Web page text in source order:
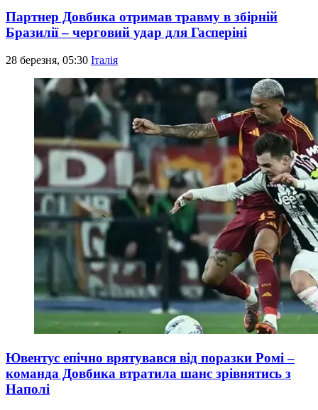
Партнер Довбика отримав травму в збірній
Бразилії – черговий удар для Гасперіні
28 березня, 05:30 Італія
Ювентус епічно врятувався від поразки Ромі –
команда Довбика втратила шанс зрівнятись з
Наполі